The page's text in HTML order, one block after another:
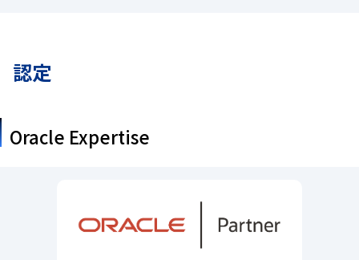
認定
Oracle Expertise